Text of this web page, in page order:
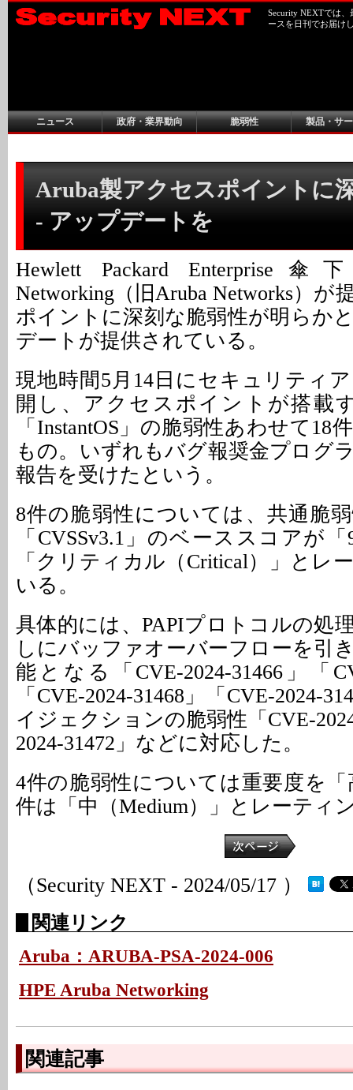
Security NEXTでは
ースを日刊でお届け
ニュース 政府・業界動向 脆弱性 製品・サ
Aruba製アクセスポイントに
- アップデートを
Hewlett Packard Enterprise傘
Networking（旧Aruba Networks）が
ポイントに深刻な脆弱性が明らか
デートが提供されている。
現地時間5月14日にセキュリティ
開し、アクセスポイントが搭載
「InstantOS」の脆弱性あわせて18
もの。いずれもバグ報奨金プログ
報告を受けたという。
8件の脆弱性については、共通脆
「CVSSv3.1」のベーススコアが
「クリティカル（Critical）」とレ
いる。
具体的には、PAPIプロトコルの処
しにバッファオーバーフローを引
能となる「CVE-2024-31466」「
「CVE-2024-31468」「CVE-2024-
イジェクションの脆弱性「CVE-
2024-31472」などに対応した。
4件の脆弱性については重要度を「
件は「中（Medium）」とレーティ
（Security NEXT - 2024/05/17 ）
関連リンク
Aruba：ARUBA-PSA-2024-006
HPE Aruba Networking
関連記事